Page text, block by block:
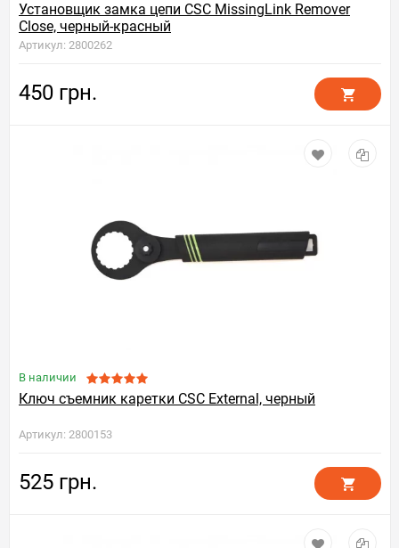
Установщик замка цепи CSC MissingLink Remover
Close, черный-красный
Артикул: 2800262
450 грн.
В наличии
Ключ съемник каретки CSC External, черный
Артикул: 2800153
525 грн.